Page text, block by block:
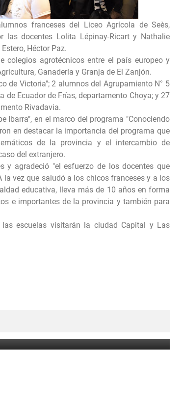
franceses del Liceo Agrícola de Seès,
las docentes Lolita Lépinay-Ricart y Nathalie
Héctor Paz.
colegios agrotécnicos entre el país europeo y
Ganadería y Granja de El Zanjón.
de Victoria"; 2 alumnos del Agrupamiento N° 5
de Ecuador de Frías, departamento Choya; y 27
Rivadavia.
Ibarra", en el marco del programa "Conociendo
en destacar la importancia del programa que
de la provincia y el intercambio de
del extranjero.
y agradeció "el esfuerzo de los docentes que
vez que saludó a los chicos franceses y a los
educativa, lleva más de 10 años en forma
e importantes de la provincia y también para
escuelas visitarán la ciudad Capital y Las